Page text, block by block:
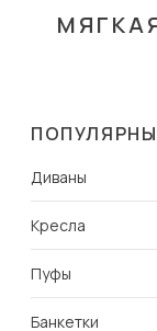
Диваны
Кресла
Пуфы
Банкетки